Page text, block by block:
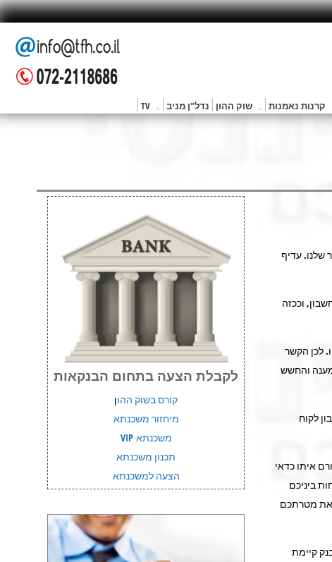
קרנות נאמנות שוק ההון נדל"ן מניב TV
לקבלת הצעה בתחום הבנקאות
קורס בשוק ההון
מיחזור משכנתא
משכנתא VIP
תכנון משכנתא
הצעה למשכנתא
שלנו. עדיף
וככזה
לכן הקשר
והחשש
לקוח
איתו כדאי
ביניכם
את מטרתכם
קיימת